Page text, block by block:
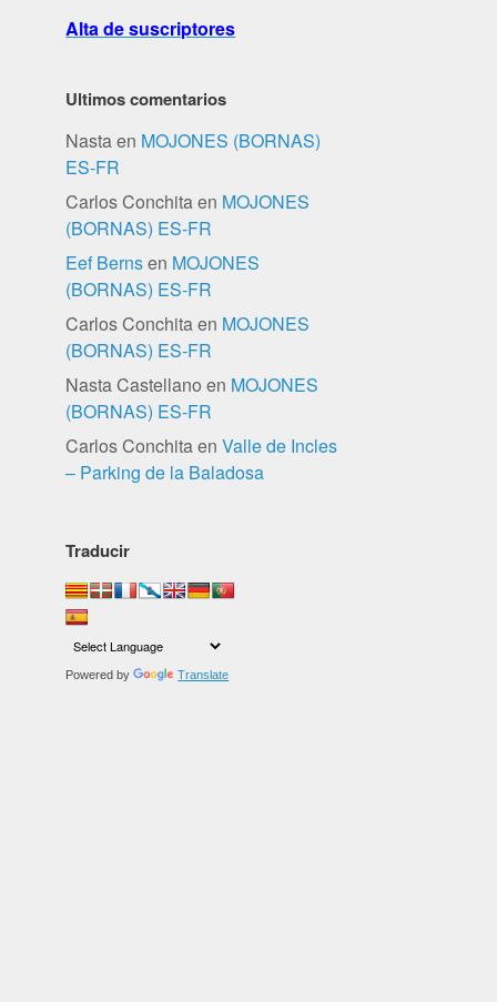
Alta de suscriptores
Ultimos comentarios
Nastaen MOJONES (BORNAS)
ES-FR
Carlos Conchitaen MOJONES
(BORNAS) ES-FR
Eef Bernsen MOJONES
(BORNAS) ES-FR
Carlos Conchitaen MOJONES
(BORNAS) ES-FR
Nasta Castellano en MOJONES
(BORNAS) ES-FR
Carlos ConchitaenValle de Incles
– Parking de la Baladosa
Traducir
Powered by Translate